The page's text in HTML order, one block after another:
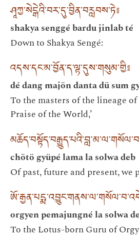
ཤཱཀྱ་སེངྒེའི་བར་དུ་བྱིན་བརླབས་ཏེ༔
shakya senggé bardu jinlab té
Down to Shakya Sengé:
འདས་དང་མ་བྱོན་ད་ལྟ་དུས་གསུམ་གྱི༔
dé dang majön danta dü sum
To the masters of the lineage
Praise of the World,’
chötö gyüpé lama la solwa deb
Of past, future and present, we
orgyen pemajungné la solwa
To the Lotus-born Guru of